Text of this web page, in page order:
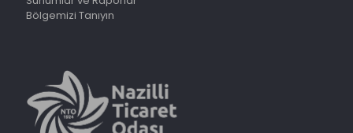
Bölgemizi Tanıyın